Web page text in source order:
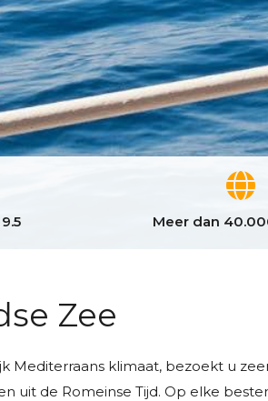
Meer dan
Zee
Mediterraans klimaat, bezoekt u
uit de Romeinse Tijd. Op elke